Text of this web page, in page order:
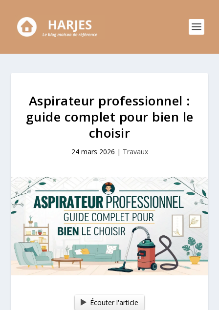
Aspirateur professionnel :
guide complet pour bien le
choisir
24 mars 2026 | Travaux
Écouter l'article